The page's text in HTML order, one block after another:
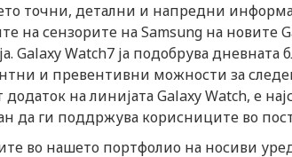
точни, детални и напредни
на сензорите на Samsung на новите
Galaxy Watch7 ја подобрува
и превентивни можности за
додаток на линијата Galaxy Watch, е
да ги поддржува корисниците во
во нашето портфолио на носиви